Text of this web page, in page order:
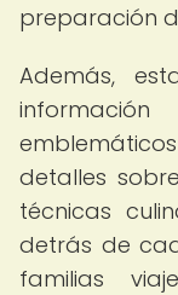
preparación
Además,
detalles
técnicas
detrás de
familias